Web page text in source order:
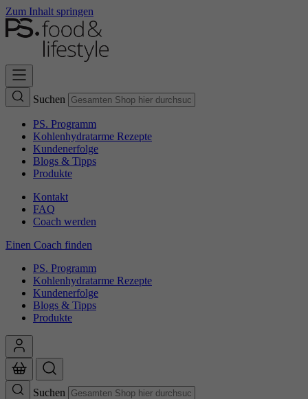
Zum Inhalt springen
Suchen
PS. Programm
Kohlenhydratarme Rezepte
Kundenerfolge
Blogs & Tipps
Produkte
Kontakt
FAQ
Coach werden
Einen Coach finden
PS. Programm
Kohlenhydratarme Rezepte
Kundenerfolge
Blogs & Tipps
Produkte
Suchen